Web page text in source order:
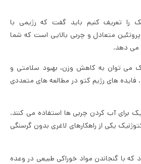
را تعریف کنیم باید گفت که رژیمی با
پروتئین متعادل و چربی بالایی است که شما
می دهد.
می توان به کاهش وزن، بهبود سلامتی و
های رژیم کتو در مطالعه های متعددی
برای آب کردن چربی ها استفاده می کنند.
یکی از راهکارهای لاغری بدون گرسنگی
که با گنجاندن مواد خوراکی طبیعی در وعده